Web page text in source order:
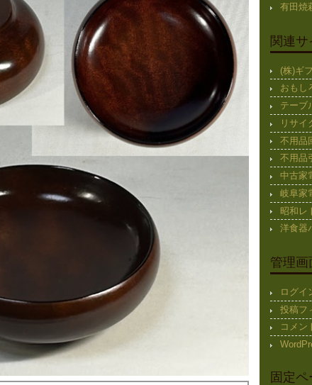
有田焼
関連サ
(株)ギ
おもし
テーブ
リサイ
不用品
不用品
中古家
岐阜家
昭和レ
洋食器
管理画
ログイ
投稿フ
コメン
固定